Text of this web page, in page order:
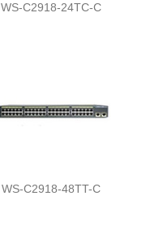
WS-C2918-24TC-C
WS-C2918-48TT-C